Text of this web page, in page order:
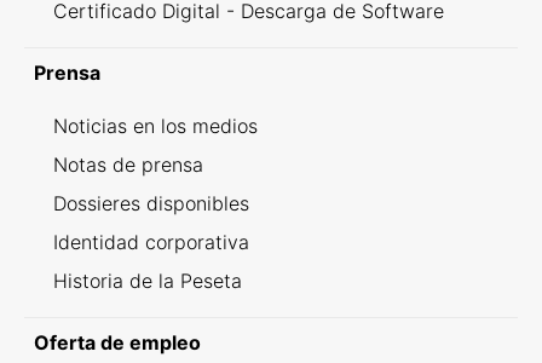
Certificado Digital - Descarga de Software
Prensa
Noticias en los medios
Notas de prensa
Dossieres disponibles
Identidad corporativa
Historia de la Peseta
Oferta de empleo